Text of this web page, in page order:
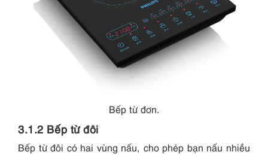
Bếp từ đơn.
3.1.2 Bếp từ đôi
Bếp từ đôi có hai vùng nấu, cho phép bạn nấu nhiều